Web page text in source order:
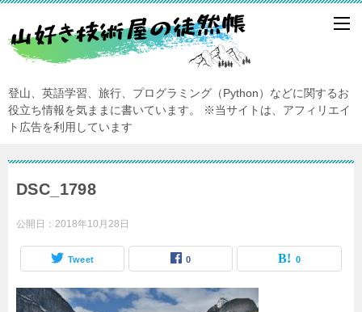
登山、英語学習、旅行、プログラミング（Python）などに関するお
役立ち情報を気ままに書いています。
※当サイトは、アフィリエイ
ト広告を利用しています
DSC_1798
公開日： 2018年10月28日
Tweet 0 0